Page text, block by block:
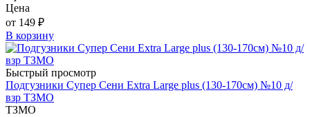
Цена
от 149 ₽
В корзину
Быстрый просмотр
Подгузники Супер Сени Extra Large plus (130-170см) №10 д/
взр ТЗМО
ТЗМО